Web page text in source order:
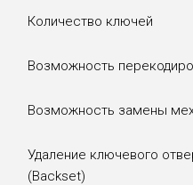
Количество ключей
Возможность
Возможность замены
Удаление ключевого
(Backset)